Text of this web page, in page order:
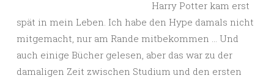
Harry Potter kam erst
spät in mein Leben. Ich habe den Hype damals nicht
mitgemacht, nur am Rande mitbekommen … Und
auch einige Bücher gelesen, aber das war zu der
damaligen Zeit zwischen Studium und den ersten